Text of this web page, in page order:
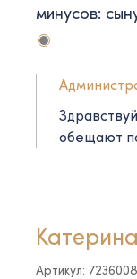
минусов:
обещают
Артикул: 7236008